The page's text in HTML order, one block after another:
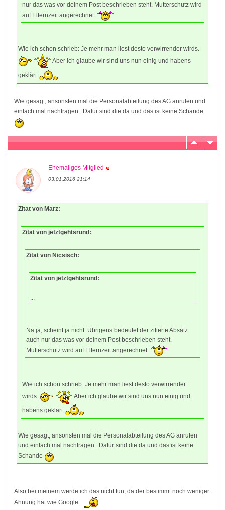
nur das was vor deinem Post beschrieben steht. Mutterschutz wird
auf Elternzeit angerechnet.
Wie ich schon schrieb: Je mehr man liest desto verwirrender wirds.
Aber ich glaube wir sind uns nun einig und habens
geklärt
Wie gesagt, ansonsten mal die Personalabteilung des AG anrufen und
einfach mal nachfragen...Dafür sind die da und das ist keine Schande
Ehemaliges Mitglied
03.01.2016 21:14
Zitat von Marz:
Zitat von jetztgehtsrund:
Zitat von Nicsisch:
Zitat von jetztgehtsrund:
Na ja, scheint ja nicht. Übrigens bedeutet der zitierte Absatz
auch nur das was vor deinem Post beschrieben steht.
Mutterschutz wird auf Elternzeit angerechnet.
Wie ich schon schrieb: Je mehr man liest desto verwirrender
wirds.
Aber ich glaube wir sind uns nun einig und
habens geklärt
Wie gesagt, ansonsten mal die Personalabteilung des AG anrufen
und einfach mal nachfragen...Dafür sind die da und das ist keine
Schande
Also bei meinem werde ich das nicht tun, da der bestimmt noch weniger
Ahnung hat wie Google